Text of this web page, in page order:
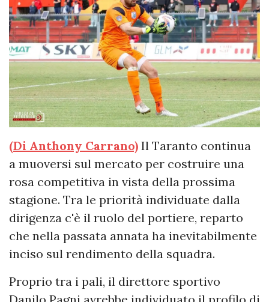
(Di Anthony Carrano) Il Taranto continua
a muoversi sul mercato per costruire una
rosa competitiva in vista della prossima
stagione. Tra le priorità individuate dalla
dirigenza c'è il ruolo del portiere, reparto
che nella passata annata ha inevitabilmente
inciso sul rendimento della squadra.
Proprio tra i pali, il direttore sportivo